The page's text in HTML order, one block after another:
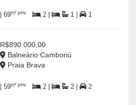
| 69m² priv. 2 | 1 | 1
R$890.000,00
Balneário Camboriú
Praia Brava
| 59m² priv. 2 | 2 | 2